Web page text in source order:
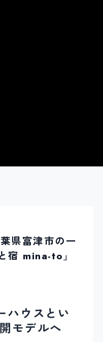
県富津市の一
宿 mina-to」
ハウスとい
モデルへ